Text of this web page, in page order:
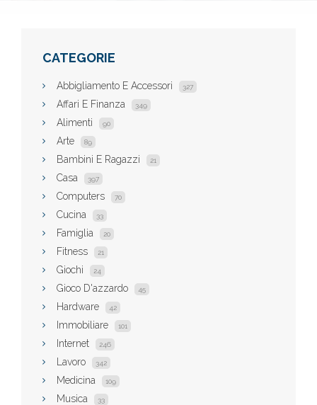
CATEGORIE
Abbigliamento E Accessori 327
Affari E Finanza 349
Alimenti 90
Arte 89
Bambini E Ragazzi 21
Casa 397
Computers 70
Cucina 33
Famiglia 20
Fitness 21
Giochi 24
Gioco D'azzardo 45
Hardware 42
Immobiliare 101
Internet 246
Lavoro 342
Medicina 109
Musica 33